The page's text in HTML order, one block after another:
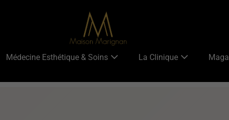
Médecine Esthétique & Soins La Clinique